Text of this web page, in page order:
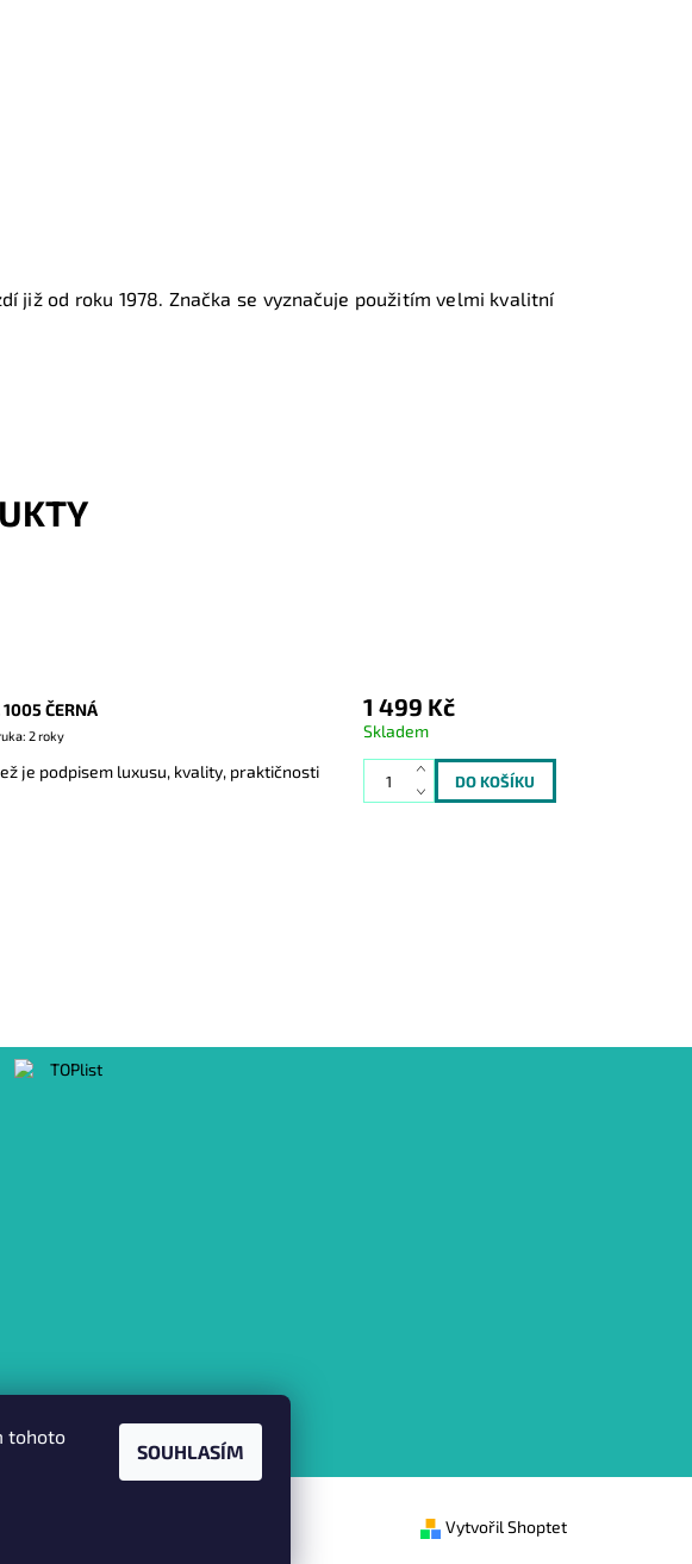
již od roku 1978. Značka se vyznačuje použitím velmi kvalitní
ČERNÁ
2 roky
je podpisem luxusu, kvality, praktičnosti
1 499 Kč
Skladem
Vytvořil Shoptet
tohoto
SOUHLASÍM